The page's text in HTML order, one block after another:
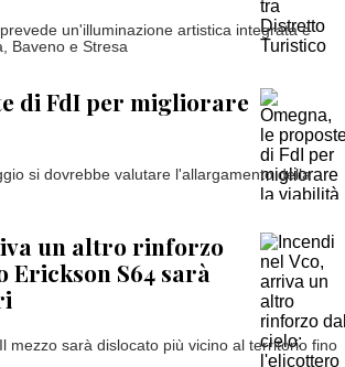
un'illuminazione artistica integrata e
Baveno e Stresa
di FdI per migliorare
si dovrebbe valutare l'allargamento della
un altro rinforzo
S64 sarà
mezzo sarà dislocato più vicino al territorio fino